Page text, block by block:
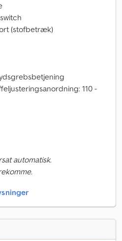
(stofbetræk)
110 -
automatisk.